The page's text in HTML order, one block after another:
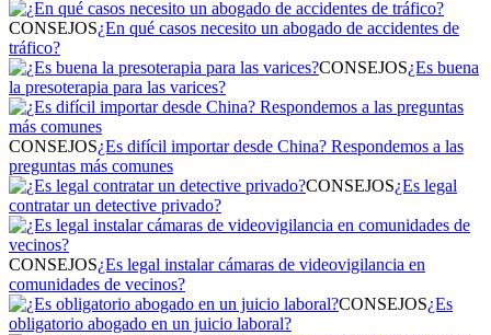
CONSEJOS¿En qué casos necesito un abogado de accidentes de
tráfico?
CONSEJOS¿Es buena
la presoterapia para las varices?
CONSEJOS¿Es difícil importar desde China? Respondemos a las
preguntas más comunes
CONSEJOS¿Es legal
contratar un detective privado?
CONSEJOS¿Es legal instalar cámaras de videovigilancia en
comunidades de vecinos?
CONSEJOS¿Es
obligatorio abogado en un juicio laboral?